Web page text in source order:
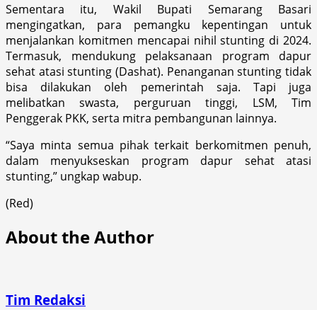
Sementara itu, Wakil Bupati Semarang Basari
mengingatkan, para pemangku kepentingan untuk
menjalankan komitmen mencapai nihil stunting di 2024.
Termasuk, mendukung pelaksanaan program dapur
sehat atasi stunting (Dashat). Penanganan stunting tidak
bisa dilakukan oleh pemerintah saja. Tapi juga
melibatkan swasta, perguruan tinggi, LSM, Tim
Penggerak PKK, serta mitra pembangunan lainnya.
“Saya minta semua pihak terkait berkomitmen penuh,
dalam menyukseskan program dapur sehat atasi
stunting,” ungkap wabup.
(Red)
About the Author
Tim Redaksi